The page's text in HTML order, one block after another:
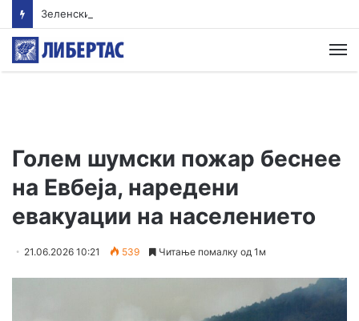
Голем шумски пожар беснее
на Евбеја, наредени
евакуации на населението
21.06.2026 10:21 539 Читање помалку од 1м